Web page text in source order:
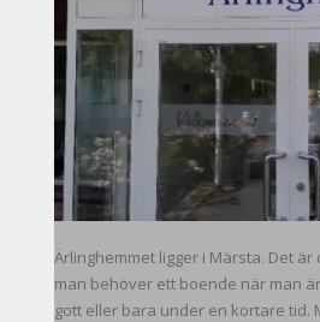
Ärlinghemmet ligger i Märsta. Det
man behöver ett boende när man
gott eller bara under en kortare tid.